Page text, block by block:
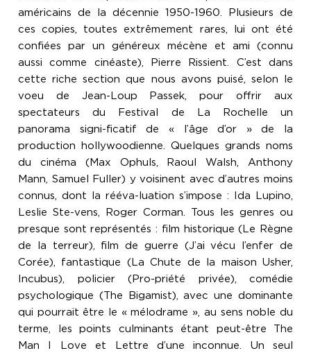
américains de la décennie 1950-1960. Plusieurs de
ces copies, toutes extrêmement rares, lui ont été
confiées par un généreux mécène et ami (connu
aussi comme cinéaste), Pierre Rissient. C’est dans
cette riche section que nous avons puisé, selon le
voeu de Jean-Loup Passek, pour offrir aux
spectateurs du Festival de La Rochelle un
panorama signi-ficatif de « l’âge d’or » de la
production hollywoodienne. Quelques grands noms
du cinéma (Max Ophuls, Raoul Walsh, Anthony
Mann, Samuel Fuller) y voisinent avec d’autres moins
connus, dont la rééva-luation s’impose : Ida Lupino,
Leslie Ste-vens, Roger Corman. Tous les genres ou
presque sont représentés : film historique (Le Règne
de la terreur), film de guerre (J’ai vécu l’enfer de
Corée), fantastique (La Chute de la maison Usher,
Incubus), policier (Pro-priété privée), comédie
psychologique (The Bigamist), avec une dominante
qui pourrait être le « mélodrame », au sens noble du
terme, les points culminants étant peut-être The
Man I Love et Lettre d’une inconnue. Un seul